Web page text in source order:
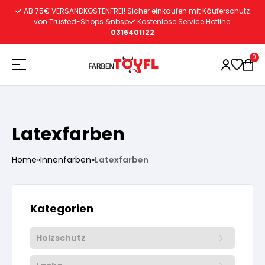
Vorbereitung
Lösemittelhältige Grundierung
Lacke
Wasserlösliche Grundierung
Vorbereitung
Innenfarben
AB 75€ VERSANDKOSTENFREI! Sicher einkaufen mit Käuferschutz
von Trusted-Shops &nbsp
Kostenlose Service Hotline:
0316401122
0
Latexfarben
Home»Innenfarben»Latexfarben
Kategorien
Holzschutz